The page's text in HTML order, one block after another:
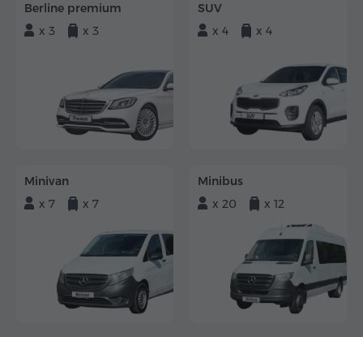
Berline premium
x 3
x 3
SUV
x 4
x 4
Minivan
x 7
x 7
Minibus
x 20
x 12